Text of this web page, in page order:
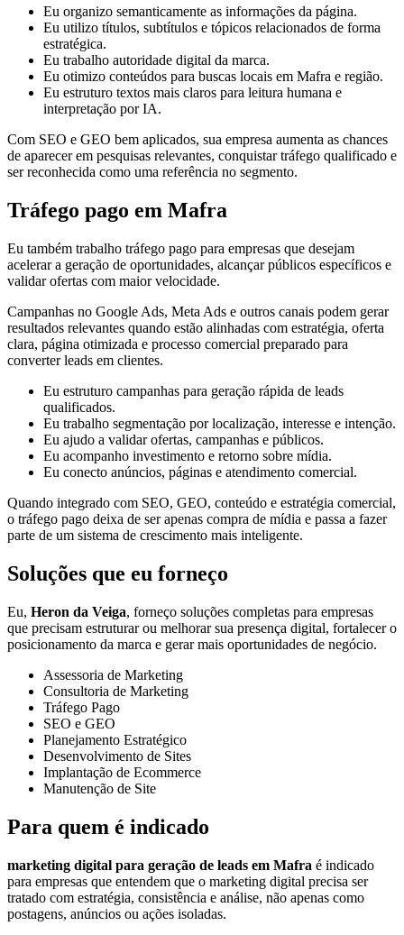
Eu organizo semanticamente as informações da página.
Eu utilizo títulos, subtítulos e tópicos relacionados de forma
estratégica.
Eu trabalho autoridade digital da marca.
Eu otimizo conteúdos para buscas locais em Mafra e região.
Eu estruturo textos mais claros para leitura humana e
interpretação por IA.
Com SEO e GEO bem aplicados, sua empresa aumenta as chances
de aparecer em pesquisas relevantes, conquistar tráfego qualificado e
ser reconhecida como uma referência no segmento.
Tráfego pago em Mafra
Eu também trabalho tráfego pago para empresas que desejam
acelerar a geração de oportunidades, alcançar públicos específicos e
validar ofertas com maior velocidade.
Campanhas no Google Ads, Meta Ads e outros canais podem gerar
resultados relevantes quando estão alinhadas com estratégia, oferta
clara, página otimizada e processo comercial preparado para
converter leads em clientes.
Eu estruturo campanhas para geração rápida de leads
qualificados.
Eu trabalho segmentação por localização, interesse e intenção.
Eu ajudo a validar ofertas, campanhas e públicos.
Eu acompanho investimento e retorno sobre mídia.
Eu conecto anúncios, páginas e atendimento comercial.
Quando integrado com SEO, GEO, conteúdo e estratégia comercial,
o tráfego pago deixa de ser apenas compra de mídia e passa a fazer
parte de um sistema de crescimento mais inteligente.
Soluções que eu forneço
Eu, Heron da Veiga, forneço soluções completas para empresas
que precisam estruturar ou melhorar sua presença digital, fortalecer o
posicionamento da marca e gerar mais oportunidades de negócio.
Assessoria de Marketing
Consultoria de Marketing
Tráfego Pago
SEO e GEO
Planejamento Estratégico
Desenvolvimento de Sites
Implantação de Ecommerce
Manutenção de Site
Para quem é indicado
marketing digital para geração de leads em Mafra é indicado
para empresas que entendem que o marketing digital precisa ser
tratado com estratégia, consistência e análise, não apenas como
postagens, anúncios ou ações isoladas.